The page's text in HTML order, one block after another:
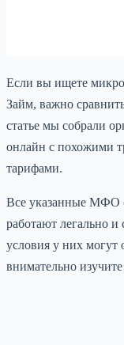
Если вы ищете
Займ, важно
статье мы собрали
онлайн с похожими
тарифами.
Все указанные МФО
работают легально
условия у них могут
внимательно